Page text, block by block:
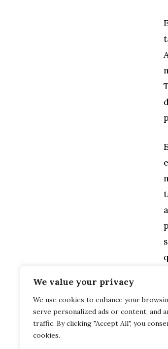
We value your privacy
We use cookies to enhance your
serve personalized ads or content, and
traffic. By clicking "Accept All", you
cookies.